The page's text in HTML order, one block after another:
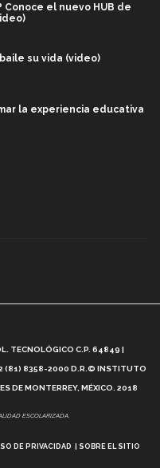
Conoce el nuevo HUB de
su vida (video)
la experiencia educativa
Tec? (video)
Inteligencia Artificial, Paola
TECNOLÓGICO C.P. 64849 |
(81) 8358-2000 D.R.© INSTITUTO
DE MONTERREY, MÉXICO. 2018
ESCOLARIZADA.
DE PRIVACIDAD SOBRE EL SITIO